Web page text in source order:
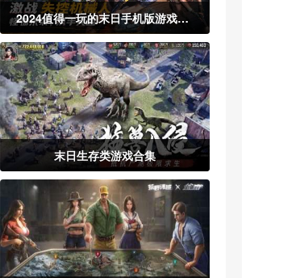
2024值得一玩的末日手机版游戏合集
末日生存类游戏合集